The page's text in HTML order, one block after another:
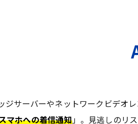
ジサーバーやネットワークビデオ
マホへの着信通知」。見逃しのリ